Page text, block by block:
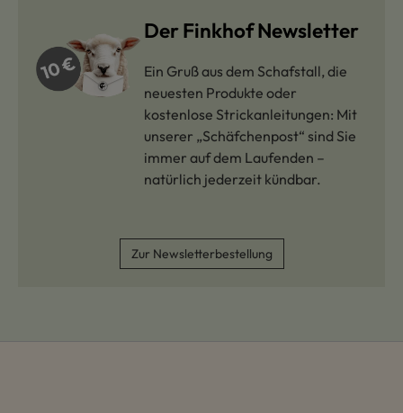
Der Finkhof Newsletter
Ein Gruß aus dem Schafstall, die
neuesten Produkte oder
kostenlose Strickanleitungen: Mit
unserer „Schäfchenpost“ sind Sie
immer auf dem Laufenden –
natürlich jederzeit kündbar.
Zur Newsletterbestellung